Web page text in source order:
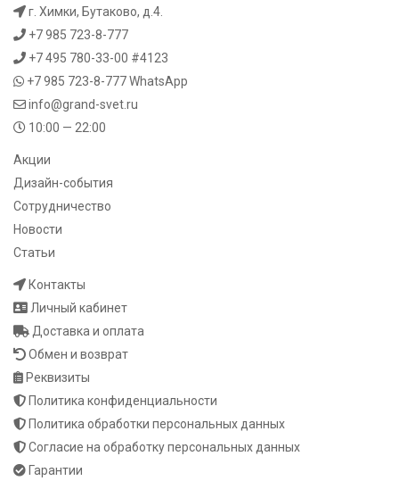
г. Химки, Бутаково, д.4.
+7 985 723-8-777
+7 495 780-33-00 #4123
+7 985 723-8-777WhatsApp
info@grand-svet.ru
10:00 — 22:00
Акции
Дизайн-события
Сотрудничество
Новости
Статьи
Контакты
Личный кабинет
Доставка и оплата
Обмен и возврат
Реквизиты
Политика конфиденциальности
Политика обработки персональных данных
Согласие на обработку персональных данных
Гарантии